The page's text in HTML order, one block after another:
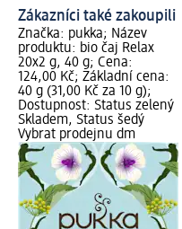
Zákazníci také zakoupili
Značka: pukka; Název
produktu: bio čaj Relax
20x2 g, 40 g; Cena:
124,00 Kč; Základní cena:
40 g (31,00 Kč za 10 g);
Dostupnost: Status zelený
Skladem, Status šedý
Vybrat prodejnu dm